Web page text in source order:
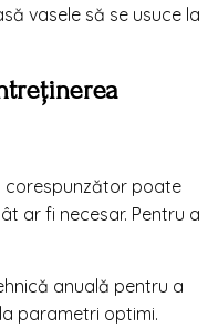
vasele să se usuce la
corespunzător poate
ar fi necesar. Pentru a
anuală pentru a
parametri optimi.